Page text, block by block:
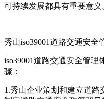
可持续发展都具有重要意义
秀山iso39001道路交通安全
iso39001道路交通安全管
骤：
1.秀山企业策划和建立道